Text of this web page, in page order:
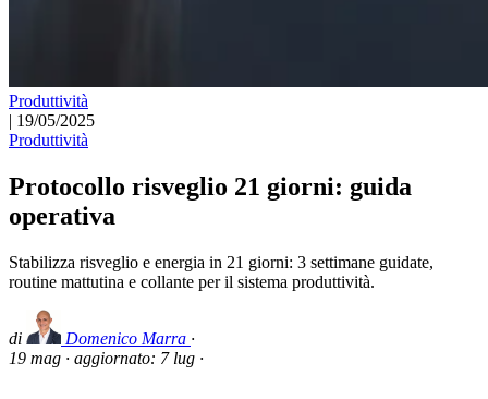
Produttività
| 19/05/2025
Produttività
Protocollo risveglio 21 giorni: guida
operativa
Stabilizza risveglio e energia in 21 giorni: 3 settimane guidate,
routine mattutina e collante per il sistema produttività.
di Domenico Marra ·
19 mag · aggiornato: 7 lug ·